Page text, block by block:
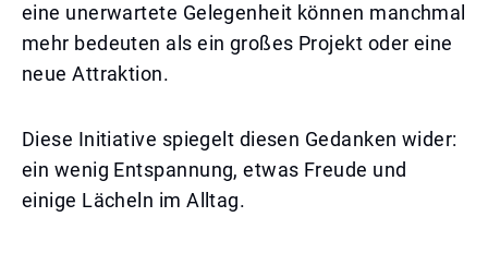
eine unerwartete Gelegenheit können manchmal
mehr bedeuten als ein großes Projekt oder eine
neue Attraktion.
Diese Initiative spiegelt diesen Gedanken wider:
ein wenig Entspannung, etwas Freude und
einige Lächeln im Alltag.